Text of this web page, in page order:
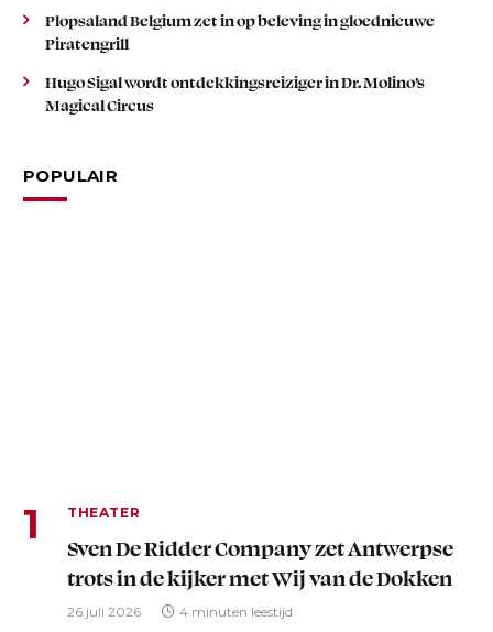
Plopsaland Belgium zet in op beleving in gloednieuwe
Piratengrill
Hugo Sigal wordt ontdekkingsreiziger in Dr. Molino’s
Magical Circus
POPULAIR
THEATER
Sven De Ridder Company zet Antwerpse
trots in de kijker met Wij van de Dokken
26 juli 2026 4 minuten leestijd